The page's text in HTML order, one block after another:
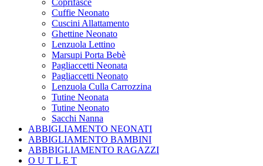
Cuffie Neonato
Cuscini Allattamento
Ghettine Neonato
Lenzuola Lettino
Marsupi Porta Bebè
Pagliaccetti Neonata
Pagliaccetti Neonato
Lenzuola Culla Carrozzina
Tutine Neonata
Tutine Neonato
Sacchi Nanna
ABBIGLIAMENTO NEONATI
ABBIGLIAMENTO BAMBINI
ABBBIGLIAMENTO RAGAZZI
O U T L E T